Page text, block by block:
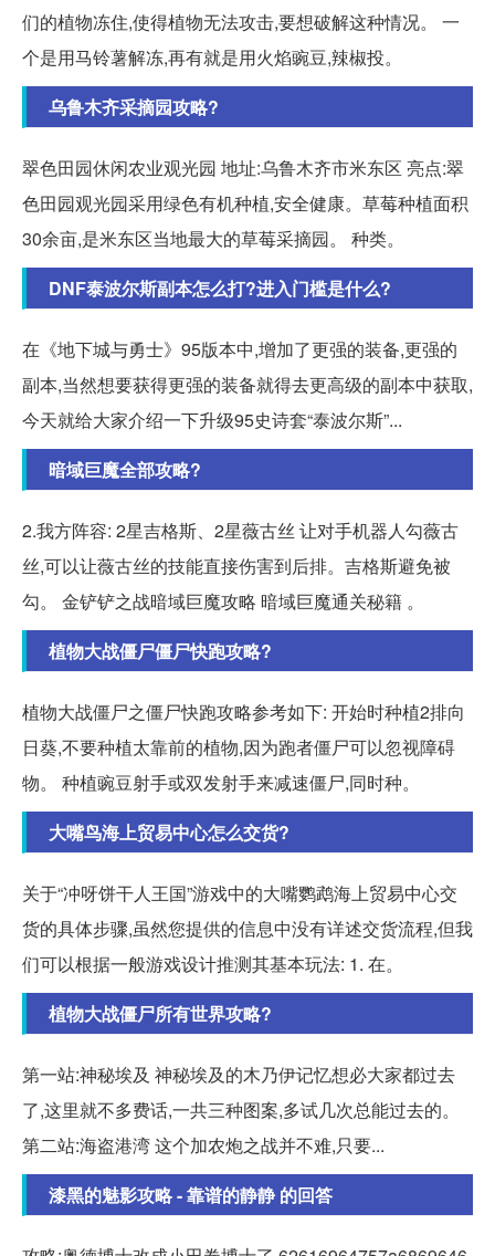
们的植物冻住,使得植物无法攻击,要想破解这种情况。 一
个是用马铃薯解冻,再有就是用火焰豌豆,辣椒投。
乌鲁木齐采摘园攻略?
翠色田园休闲农业观光园 地址:乌鲁木齐市米东区 亮点:翠
色田园观光园采用绿色有机种植,安全健康。草莓种植面积
30余亩,是米东区当地最大的草莓采摘园。 种类。
DNF泰波尔斯副本怎么打?进入门槛是什么?
在《地下城与勇士》95版本中,增加了更强的装备,更强的
副本,当然想要获得更强的装备就得去更高级的副本中获取,
今天就给大家介绍一下升级95史诗套“泰波尔斯”...
暗域巨魔全部攻略?
2.我方阵容: 2星吉格斯、2星薇古丝 让对手机器人勾薇古
丝,可以让薇古丝的技能直接伤害到后排。吉格斯避免被
勾。 金铲铲之战暗域巨魔攻略 暗域巨魔通关秘籍 。
植物大战僵尸僵尸快跑攻略?
植物大战僵尸之僵尸快跑攻略参考如下: 开始时种植2排向
日葵,不要种植太靠前的植物,因为跑者僵尸可以忽视障碍
物。 种植豌豆射手或双发射手来减速僵尸,同时种。
大嘴鸟海上贸易中心怎么交货?
关于“冲呀饼干人王国”游戏中的大嘴鹦鹉海上贸易中心交
货的具体步骤,虽然您提供的信息中没有详述交货流程,但我
们可以根据一般游戏设计推测其基本玩法: 1. 在。
植物大战僵尸所有世界攻略?
第一站:神秘埃及 神秘埃及的木乃伊记忆想必大家都过去
了,这里就不多费话,一共三种图案,多试几次总能过去的。
第二站:海盗港湾 这个加农炮之战并不难,只要...
漆黑的魅影攻略 - 靠谱的静静 的回答